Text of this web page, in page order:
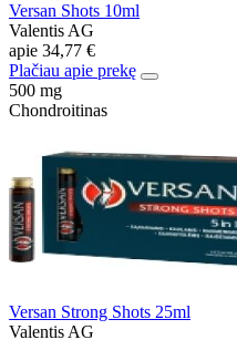
Versan Shots 10ml
Valentis AG
apie 34,77 €
Plačiau apie prekę
500 mg
Chondroitinas
Versan Strong Shots 25ml
Valentis AG